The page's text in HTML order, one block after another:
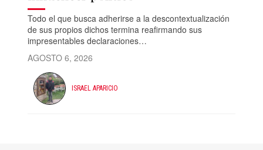
Todo el que busca adherirse a la descontextualización
de sus propios dichos termina reafirmando sus
impresentables declaraciones…
AGOSTO 6, 2026
ISRAEL APARICIO